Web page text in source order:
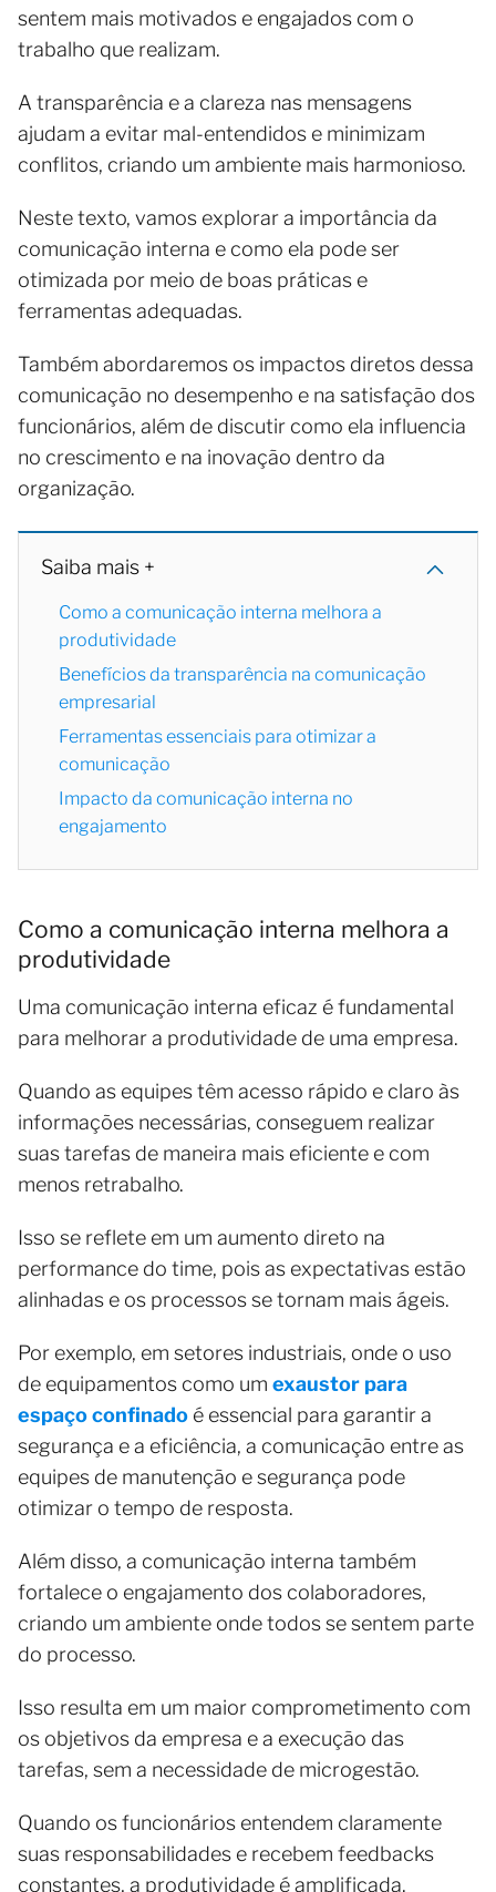
sentem mais motivados e engajados com o
trabalho que realizam.
A transparência e a clareza nas mensagens
ajudam a evitar mal-entendidos e minimizam
conflitos, criando um ambiente mais harmonioso.
Neste texto, vamos explorar a importância da
comunicação interna e como ela pode ser
otimizada por meio de boas práticas e
ferramentas adequadas.
Também abordaremos os impactos diretos dessa
comunicação no desempenho e na satisfação dos
funcionários, além de discutir como ela influencia
no crescimento e na inovação dentro da
organização.
Saiba mais +
Como a comunicação interna melhora a
produtividade
Benefícios da transparência na comunicação
empresarial
Ferramentas essenciais para otimizar a
comunicação
Impacto da comunicação interna no
engajamento
Como a comunicação interna melhora a
produtividade
Uma comunicação interna eficaz é fundamental
para melhorar a produtividade de uma empresa.
Quando as equipes têm acesso rápido e claro às
informações necessárias, conseguem realizar
suas tarefas de maneira mais eficiente e com
menos retrabalho.
Isso se reflete em um aumento direto na
performance do time, pois as expectativas estão
alinhadas e os processos se tornam mais ágeis.
Por exemplo, em setores industriais, onde o uso
de equipamentos como um exaustor para
espaço confinado é essencial para garantir a
segurança e a eficiência, a comunicação entre as
equipes de manutenção e segurança pode
otimizar o tempo de resposta.
Além disso, a comunicação interna também
fortalece o engajamento dos colaboradores,
criando um ambiente onde todos se sentem parte
do processo.
Isso resulta em um maior comprometimento com
os objetivos da empresa e a execução das
tarefas, sem a necessidade de microgestão.
Quando os funcionários entendem claramente
suas responsabilidades e recebem feedbacks
constantes, a produtividade é amplificada.